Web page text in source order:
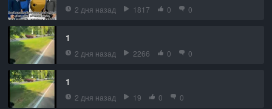
2 дня назад 1817 0 0
1
2 дня назад 2266 0 0
1
2 дня назад 19 0 0